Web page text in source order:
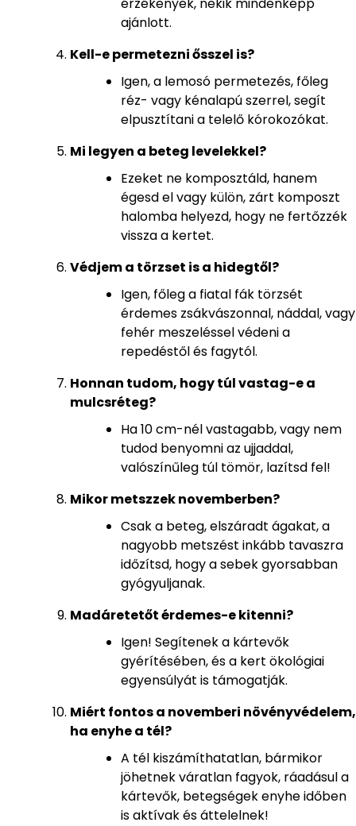
érzékenyek, nekik mindenképp
ajánlott.
Kell-e permetezni ősszel is?
Igen, a lemosó permetezés, főleg
réz- vagy kénalapú szerrel, segít
elpusztítani a telelő kórokozókat.
Mi legyen a beteg levelekkel?
Ezeket ne komposztáld, hanem
égesd el vagy külön, zárt komposzt
halomba helyezd, hogy ne fertőzzék
vissza a kertet.
Védjem a törzset is a hidegtől?
Igen, főleg a fiatal fák törzsét
érdemes zsákvászonnal, náddal, vagy
fehér meszeléssel védeni a
repedéstől és fagytól.
Honnan tudom, hogy túl vastag-e a
mulcsréteg?
Ha 10 cm-nél vastagabb, vagy nem
tudod benyomni az ujjaddal,
valószínűleg túl tömör, lazítsd fel!
Mikor metszzek novemberben?
Csak a beteg, elszáradt ágakat, a
nagyobb metszést inkább tavaszra
időzítsd, hogy a sebek gyorsabban
gyógyuljanak.
Madáretetőt érdemes-e kitenni?
Igen! Segítenek a kártevők
gyérítésében, és a kert ökológiai
egyensúlyát is támogatják.
Miért fontos a novemberi növényvédelem,
ha enyhe a tél?
A tél kiszámíthatatlan, bármikor
jöhetnek váratlan fagyok, ráadásul a
kártevők, betegségek enyhe időben
is aktívak és áttelelnek!